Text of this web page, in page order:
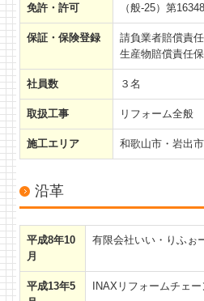
スタッフ紹介
スタッフブログ
免許・許可 （般-25）第
保証・保険登録
請負業者賠償責
生産物賠償責任
社員数 ３名
取扱工事 リフォーム全般
施工エリア 和歌山市・岩出
沿革
平成8年10
月
有限会社いい・りふぉ
平成13年5
INAXリフォームチェ